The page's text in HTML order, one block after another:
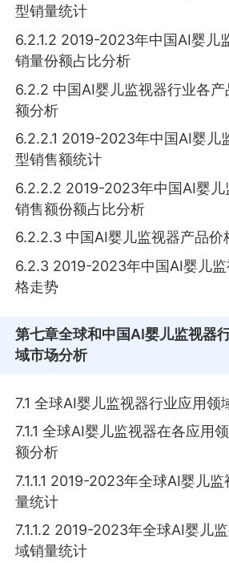
型销量统计
6.2.1.2 2019-2023年中国AI婴儿
销量份额占比分析
6.2.2 中国AI婴儿监视器行业各
额分析
6.2.2.1 2019-2023年中国AI婴儿
型销售额统计
6.2.2.2 2019-2023年中国AI婴儿
销售额份额占比分析
6.2.2.3 中国AI婴儿监视器产品价
6.2.3 2019-2023年中国AI婴儿
格走势
第七章全球和中国AI婴儿监视器
域市场分析
7.1 全球AI婴儿监视器行业应用领
7.1.1 全球AI婴儿监视器在各应用
额分析
7.1.1.1 2019-2023年全球AI婴儿
量统计
7.1.1.2 2019-2023年全球AI婴儿
域销量统计